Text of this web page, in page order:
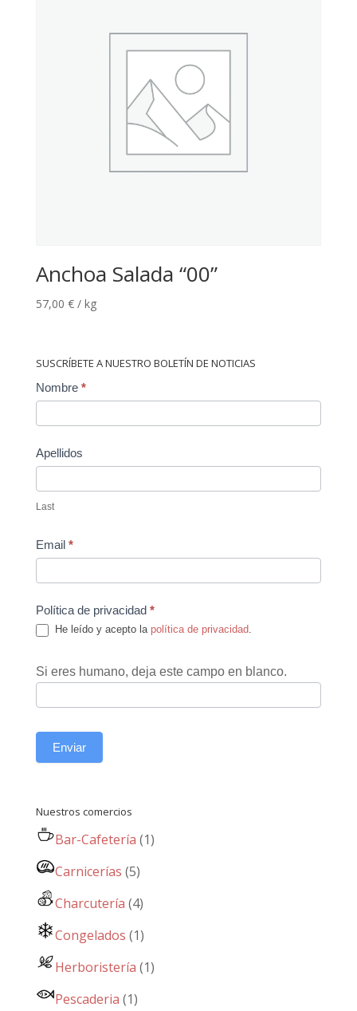
Anchoa Salada “00”
57,00 € / kg
SUSCRÍBETE A NUESTRO BOLETÍN DE NOTICIAS
Contact
Nombre *
Apellidos
Last
Email *
Política de privacidad *
He leído y acepto la política de privacidad
Si eres humano, deja este campo en blanco.
Enviar
Nuestros comercios
Bar-Cafetería (1)
Carnicerías (5)
Charcutería (4)
Congelados (1)
Herboristería (1)
Pescaderia (1)